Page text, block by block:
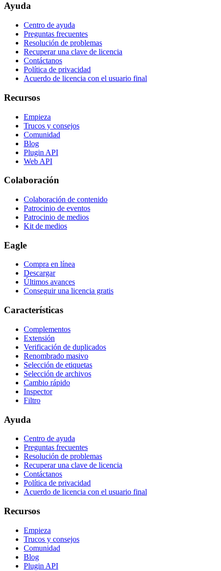
Ayuda
Centro de ayuda
Preguntas frecuentes
Resolución de problemas
Recuperar una clave de licencia
Contáctanos
Política de privacidad
Acuerdo de licencia con el usuario final
Recursos
Empieza
Trucos y consejos
Comunidad
Blog
Plugin API
Web API
Colaboración
Colaboración de contenido
Patrocinio de eventos
Patrocinio de medios
Kit de medios
Eagle
Compra en línea
Descargar
Últimos avances
Conseguir una licencia gratis
Características
Complementos
Extensión
Verificación de duplicados
Renombrado masivo
Selección de etiquetas
Selección de archivos
Cambio rápido
Inspector
Filtro
Ayuda
Centro de ayuda
Preguntas frecuentes
Resolución de problemas
Recuperar una clave de licencia
Contáctanos
Política de privacidad
Acuerdo de licencia con el usuario final
Recursos
Empieza
Trucos y consejos
Comunidad
Blog
Plugin API